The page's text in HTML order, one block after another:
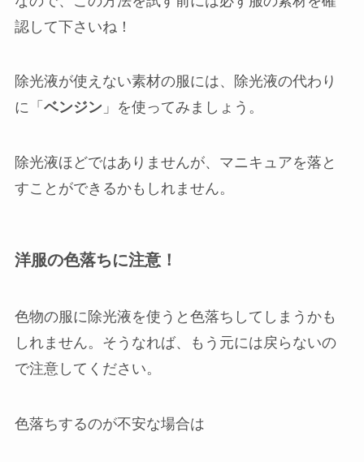
認して下さいね！
除光液が使えない素材の服には、除光液の代わり
に「 ベンジン 」を使ってみましょう。
除光液ほどではありませんが、マニキュアを落と
すことができるかもしれません。
洋服の色落ちに注意！
色物の服に除光液を使うと色落ちしてしまうかも
しれません。そうなれば、もう元には戻らないの
で注意してください。
色落ちするのが不安な場合は